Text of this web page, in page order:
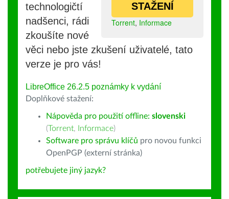
STAŽENÍ
Torrent, Informace
technologičtí
nadšenci, rádi
zkoušíte nové
věci nebo jste zkušení uživatelé, tato
verze je pro vás!
LibreOffice 26.2.5 poznámky k vydání
Doplňkové stažení:
Nápověda pro použití offline: slovenski
(Torrent, Informace)
Software pro správu klíčů pro novou funkci
OpenPGP (externí stránka)
potřebujete jiný jazyk?